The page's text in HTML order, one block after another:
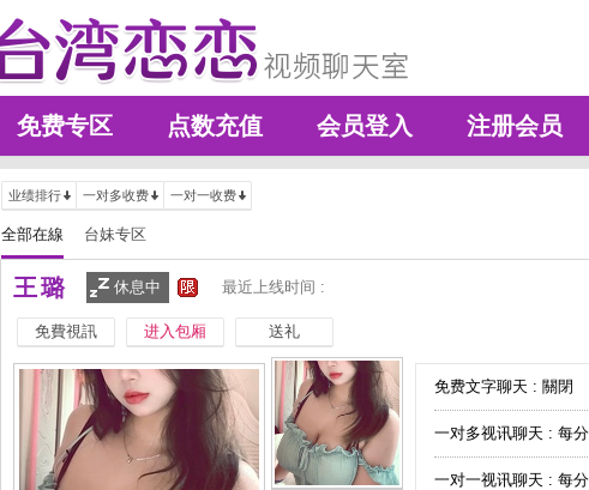
免费专区 点数充值 会员登入 注册会员
业绩排行 一对多收费 一对一收费
全部在線 台妹专区
王璐 休息中 最近上线时间 :
免費視訊 进入包厢 送礼
免费文字聊天 : 關閉
一对多视讯聊天 : 每
一对一视讯聊天 : 每